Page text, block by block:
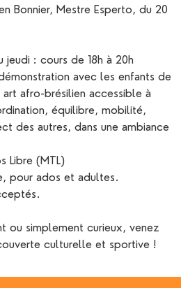
Bonnier, Mestre Esperto, du 20
jeudi : cours de 18h à 20h
avec les enfants de
art afro-brésilien accessible à
équilibre, mobilité,
des autres, dans une ambiance
Libre (MTL)
pour ados et adultes.
ou simplement curieux, venez
culturelle et sportive !